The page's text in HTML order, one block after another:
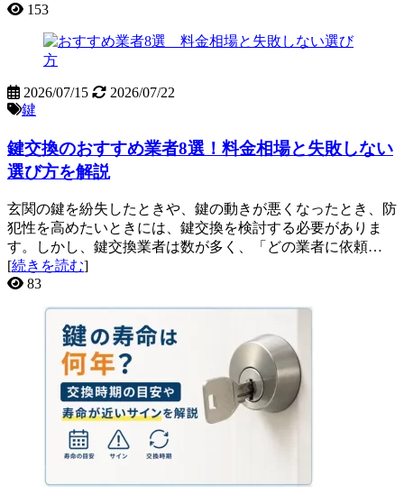
153
2026/07/15
2026/07/22
鍵
鍵交換のおすすめ業者8選！料金相場と失敗しない
選び方を解説
玄関の鍵を紛失したときや、鍵の動きが悪くなったとき、防
犯性を高めたいときには、鍵交換を検討する必要がありま
す。しかし、鍵交換業者は数が多く、「どの業者に依頼…
[続きを読む]
83